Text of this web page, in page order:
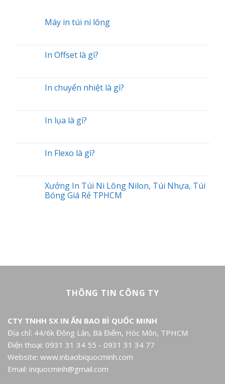
Máy in túi ni lông
In Offset là gì?
In chuyển nhiệt là gì?
In lụa là gì?
In Flexo là gì?
Xưởng In Túi Ni Lông Nilon, Túi Nhựa, Túi
Bóng Giá Rẻ TPHCM
THÔNG TIN CÔNG TY
CTY TNHH SX IN ẤN BAO BÌ QUỐC MINH
Địa chỉ: 44/6k Đông Lân, Bà Điểm, Hóc Môn, TPHCM
Điện thoại: 0931 31 34 55 - 0931 31 34 77
Website: www.inbaobiquocminh.com
Email: inquocminh@gmail.com